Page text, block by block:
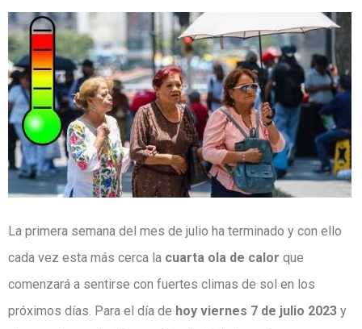
La primera semana del mes de julio ha terminado y con ello
cada vez esta más cerca la cuarta ola de calor que
comenzará a sentirse con fuertes climas de sol en los
próximos días. Para el día de hoy viernes 7 de julio 2023 y